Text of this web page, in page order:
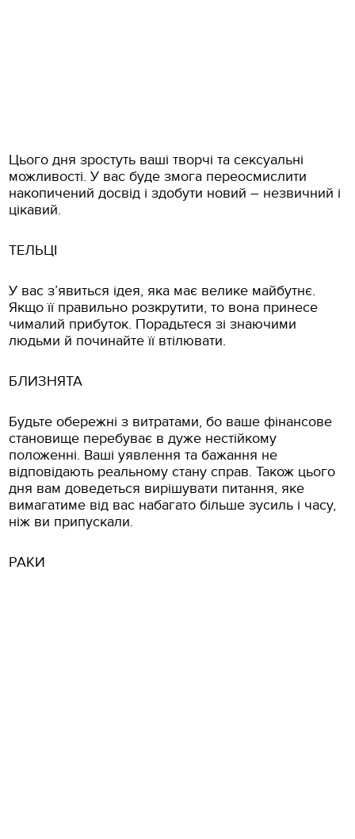
Цього дня зростуть ваші творчі та сексуальні
можливості. У вас буде змога переосмислити
накопичений досвід і здобути новий – незвичний і
цікавий.
ТЕЛЬЦІ
У вас з’явиться ідея, яка має велике майбутнє.
Якщо її правильно розкрутити, то вона принесе
чималий прибуток. Порадьтеся зі знаючими
людьми й починайте її втілювати.
БЛИЗНЯТА
Будьте обережні з витратами, бо ваше фінансове
становище перебуває в дуже нестійкому
положенні. Ваші уявлення та бажання не
відповідають реальному стану справ. Також цього
дня вам доведеться вирішувати питання, яке
вимагатиме від вас набагато більше зусиль і часу,
ніж ви припускали.
РАКИ